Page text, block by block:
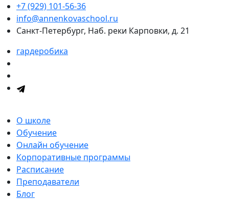
+7 (929) 101-56-36
info@annenkovaschool.ru
Санкт-Петербург, Наб. реки Карповки, д. 21
гардеробика
О школе
Обучение
Онлайн обучение
Корпоративные программы
Расписание
Преподаватели
Блог